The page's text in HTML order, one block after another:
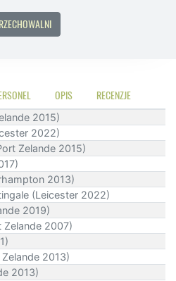
OPIS RECENZJE
2015)
2022)
Zelande 2015)
2013)
(Leicester 2022)
2019)
Zelande 2007)
2013)
2013)